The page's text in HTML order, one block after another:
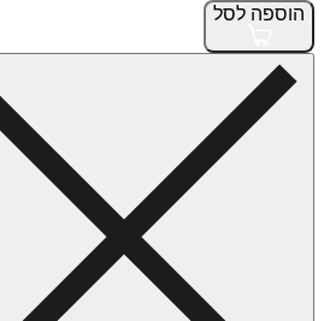
הוספה לסל